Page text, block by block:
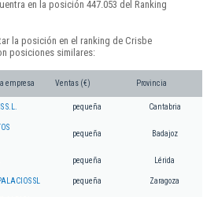
en la posición 447.053 del Ranking
la posición en el ranking de Crisbe
posiciones similares:
empresa Ventas (€) Provincia
S.L. pequeña Cantabria
pequeña Badajoz
pequeña Lérida
SL pequeña Zaragoza